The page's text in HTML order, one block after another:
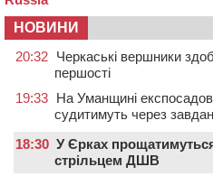
НОВИНИ
20:32 Черкаські вершники
першості
19:33 На Уманщині
судитимуть через
18:30 У Єрках
стрільцем ДШВ